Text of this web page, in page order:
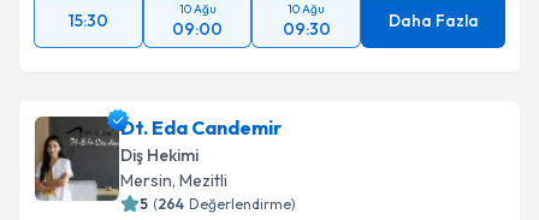
15:30
10 Ağu
09:00
10 Ağu
09:30 Daha Fazla
Dt. Eda Candemir
Diş Hekimi
Mersin, Mezitli
5 (264 Değerlendirme)